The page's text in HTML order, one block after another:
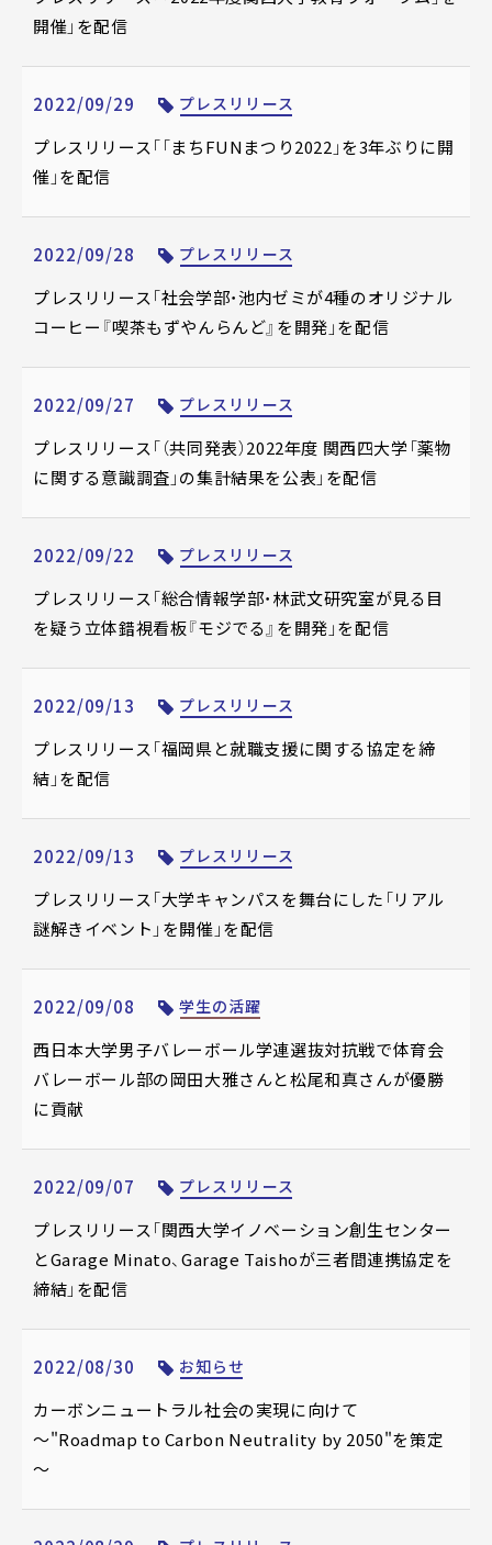
開催」を配信
2022/09/29 プレスリリース
プレスリリース「「まちFUNまつり2022」を3年ぶりに開
催」を配信
2022/09/28 プレスリリース
プレスリリース「社会学部・池内ゼミが4種のオリジナル
コーヒー『喫茶もずやんらんど』を開発」を配信
2022/09/27 プレスリリース
プレスリリース「（共同発表）2022年度 関西四大学「薬物
に関する意識調査」の集計結果を公表」を配信
2022/09/22 プレスリリース
プレスリリース「総合情報学部・林武文研究室が見る目
を疑う立体錯視看板『モジでる』を開発」を配信
2022/09/13 プレスリリース
プレスリリース「福岡県と就職支援に関する協定を締
結」を配信
2022/09/13 プレスリリース
プレスリリース「大学キャンパスを舞台にした「リアル
謎解きイベント」を開催」を配信
2022/09/08 学生の活躍
西日本大学男子バレーボール学連選抜対抗戦で体育会
バレーボール部の岡田大雅さんと松尾和真さんが優勝
に貢献
2022/09/07 プレスリリース
プレスリリース「関西大学イノベーション創生センター
とGarage Minato、Garage Taishoが三者間連携協定を
締結」を配信
2022/08/30 お知らせ
カーボンニュートラル社会の実現に向けて
～"Roadmap to Carbon Neutrality by 2050"を策定
～